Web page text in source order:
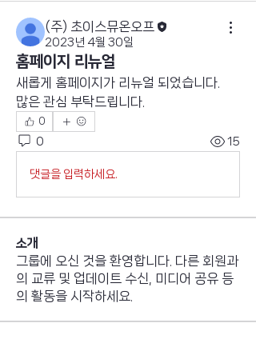
(주) 초이스뮤온오프
2023년 4월 30일
홈페이지 리뉴얼
새롭게 홈페이지가 리뉴얼 되었습니다.
많은 관심 부탁드립니다.
0
0 15
댓글을 입력하세요.
소개
그룹에 오신 것을 환영합니다. 다른 회원과
의 교류 및 업데이트 수신, 미디어 공유 등
의 활동을 시작하세요.